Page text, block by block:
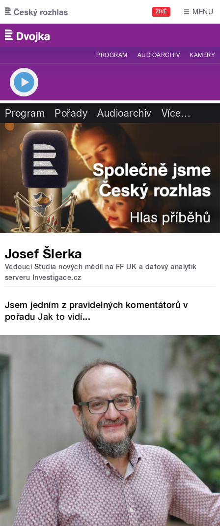
Přejít k hlavnímu obsahu
ŽIVĚ MENU
PROGRAM AUDIOARCHIV KAMERY
Program Pořady Audioarchiv Více…
Josef Šlerka
Vedoucí Studia nových médií na FF UK a datový analytik
serveru Investigace.cz
Jsem jedním z pravidelných komentátorů v
pořaduJak to vidí...